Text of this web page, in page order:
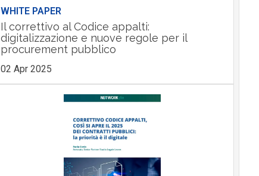
WHITE PAPER
Il correttivo al Codice appalti:
digitalizzazione e nuove regole per il
procurement pubblico
02 Apr 2025